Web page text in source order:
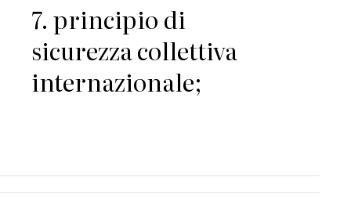
7. principio di
sicurezza collettiva
internazionale;